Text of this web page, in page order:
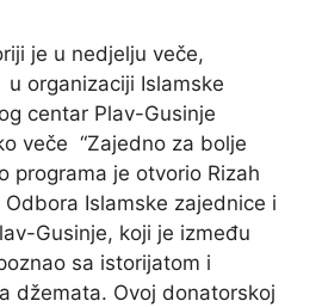
je u nedjelju veče,
u organizaciji Islamske
centar Plav-Gusinje
veče “Zajedno za bolje
programa je otvorio Rizah
Islamske zajednice i
Gusinje, koji je između
sa istorijatom i
džemata. Ovoj donatorskoj